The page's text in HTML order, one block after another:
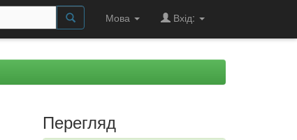
Мова Вхід:
Перегляд